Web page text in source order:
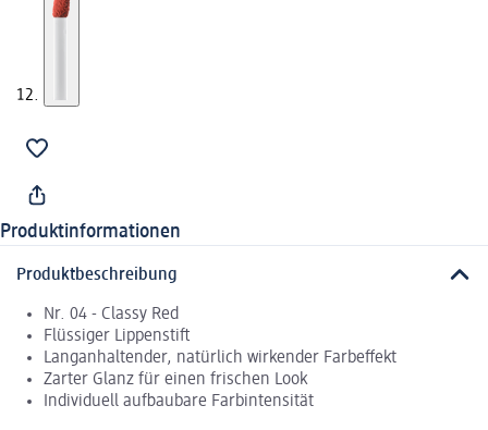
Produktinformationen
Produktbeschreibung
Nr. 04 - Classy Red
Flüssiger Lippenstift
Langanhaltender, natürlich wirkender Farbeffekt
Zarter Glanz für einen frischen Look
Individuell aufbaubare Farbintensität